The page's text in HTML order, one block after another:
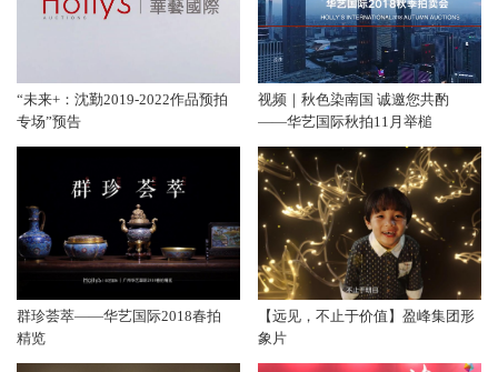
“未来+：沈勤2019-2022作品预拍
专场”预告
视频｜秋色染南国 诚邀您共酌
——华艺国际秋拍11月举槌
群珍荟萃——华艺国际2018春拍
精览
【远见，不止于价值】盈峰集团形
象片